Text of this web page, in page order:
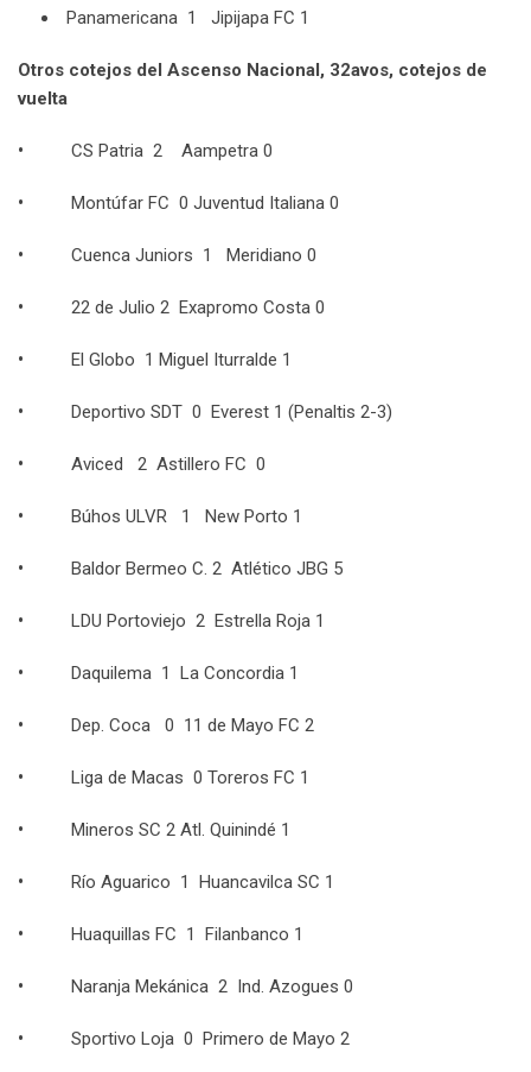
Panamericana 1 Jipijapa FC 1
Otros cotejos del Ascenso Nacional, 32avos, cotejos de
vuelta
• CS Patria 2 Aampetra 0
• Montúfar FC 0 Juventud Italiana 0
• Cuenca Juniors 1 Meridiano 0
• 22 de Julio 2 Exapromo Costa 0
• El Globo 1 Miguel Iturralde 1
• Deportivo SDT 0 Everest 1 (Penaltis 2-3)
• Aviced 2 Astillero FC 0
• Búhos ULVR 1 New Porto 1
• Baldor Bermeo C. 2 Atlético JBG 5
• LDU Portoviejo 2 Estrella Roja 1
• Daquilema 1 La Concordia 1
• Dep. Coca 0 11 de Mayo FC 2
• Liga de Macas 0 Toreros FC 1
• Mineros SC 2 Atl. Quinindé 1
• Río Aguarico 1 Huancavilca SC 1
• Huaquillas FC 1 Filanbanco 1
• Naranja Mekánica 2 Ind. Azogues 0
• Sportivo Loja 0 Primero de Mayo 2